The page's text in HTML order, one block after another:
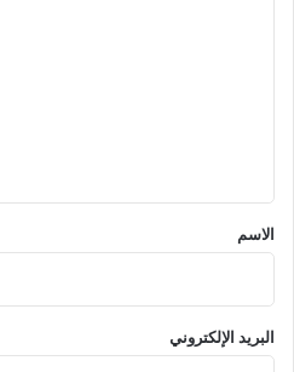
*
الاسم
البريد الإلكتروني